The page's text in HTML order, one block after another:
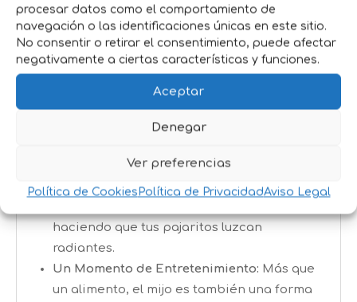
procesar datos como el comportamiento de
navegación o las identificaciones únicas en este sitio.
No consentir o retirar el consentimiento, puede afectar
negativamente a ciertas características y funciones.
Aceptar
Denegar
Ver preferencias
Política de Cookies Política de PrivacidadAviso Legal
Beneficios:
Favorece la Digestión:Por su alto
estomacales y promoviendo un sistema
Plumaje Perfecto:Los nutrientes que
contiene el mijo ayudan a mantener el
haciendo que tus pajaritos luzcan
radiantes.
Un Momento de Entretenimiento: Más que
un alimento, el mijo es también una forma